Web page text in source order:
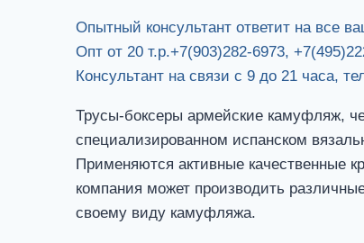
Опытный консультант ответит на все
Опт от 20 т.р.+7(903)282-6973,
Консультант на связи с 9 до 21 часа,
Трусы-боксеры армейские камуфляж,
специализированном испанском
Применяются активные качественные
компания может производить
своему виду камуфляжа.